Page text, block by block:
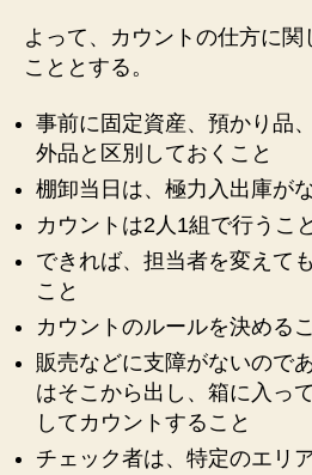
よって、カウントの仕方に関
こととする。
事前に固定資産、預かり品
外品と区別しておくこと
棚卸当日は、極力入出庫が
カウントは2人1組で行うこと
できれば、担当者を変えて
こと
カウントのルールを決める
販売などに支障がないので
はそこから出し、箱に入っ
してカウントすること
チェック者は、特定のエリ